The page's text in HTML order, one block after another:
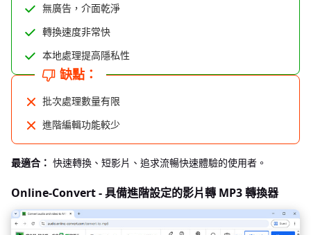
無廣告，介面乾淨
轉換速度非常快
本地處理提高隱私性
缺點：
批次處理數量有限
進階編輯功能較少
最適合： 快速轉換、短影片、追求流暢快速體驗的使用者。
Online-Convert - 具備進階設定的影片轉 MP3 轉換器